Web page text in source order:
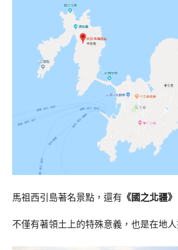
馬祖西引島著名景點，還有 《國之北疆》
不僅有著領土上的特殊意義，也是在地